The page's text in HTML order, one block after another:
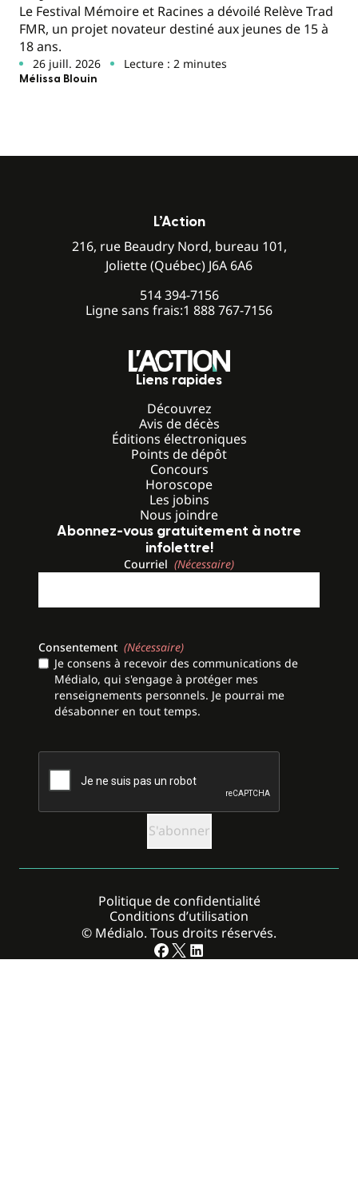
Le Festival Mémoire et Racines a dévoilé Relève Trad
FMR, un projet novateur destiné aux jeunes de 15 à
18 ans.
26 juill. 2026 Lecture : 2 minutes
Mélissa Blouin
L’Action
216, rue Beaudry Nord, bureau 101,
Joliette (Québec) J6A 6A6
514 394-7156
Ligne sans frais:1 888 767-7156
Liens rapides
Découvrez
Avis de décès
Éditions électroniques
Points de dépôt
Concours
Horoscope
Les jobins
Nous joindre
Abonnez-vous gratuitement à notre
infolettre!
Courriel (Nécessaire)
Consentement (Nécessaire)
Je consens à recevoir des communications de
Médialo, qui s'engage à protéger mes
renseignements personnels. Je pourrai me
désabonner en tout temps.
CAPTCHA
© Médialo. Tous droits réservés.
Politique de confidentialité
Conditions d’utilisation